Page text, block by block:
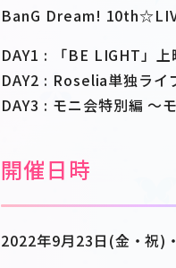
BanG Dream!
DAY1 : 「BE LIGHT」
DAY2 : Roselia単独ライ
DAY3 : モニ会特別編 ～
開催日時
2022年9月23日(金・祝)